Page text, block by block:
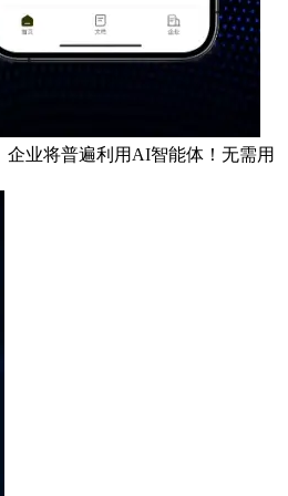
业将普遍利用AI智能体！无需用